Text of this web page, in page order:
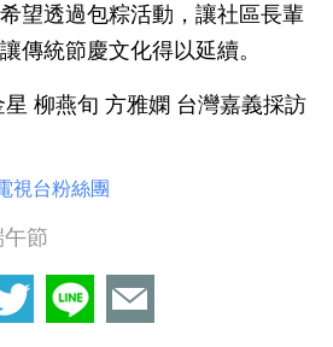
望透過包粽活動，讓社區長輩
傳統節慶文化得以延續。
柳燕旬 方雅嫻 台灣嘉義採訪
視台粉絲團
午節